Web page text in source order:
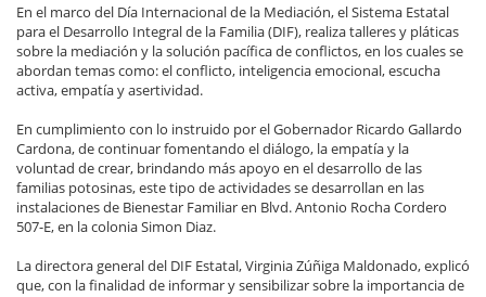
En el marco del Día Internacional de la Mediación, el Sistema Estatal
para el Desarrollo Integral de la Familia (DIF), realiza talleres y pláticas
sobre la mediación y la solución pacífica de conflictos, en los cuales se
abordan temas como: el conflicto, inteligencia emocional, escucha
activa, empatía y asertividad.
En cumplimiento con lo instruido por el Gobernador Ricardo Gallardo
Cardona, de continuar fomentando el diálogo, la empatía y la
voluntad de crear, brindando más apoyo en el desarrollo de las
familias potosinas, este tipo de actividades se desarrollan en las
instalaciones de Bienestar Familiar en Blvd. Antonio Rocha Cordero
507-E, en la colonia Simon Diaz.
La directora general del DIF Estatal, Virginia Zúñiga Maldonado, explicó
que, con la finalidad de informar y sensibilizar sobre la importancia de